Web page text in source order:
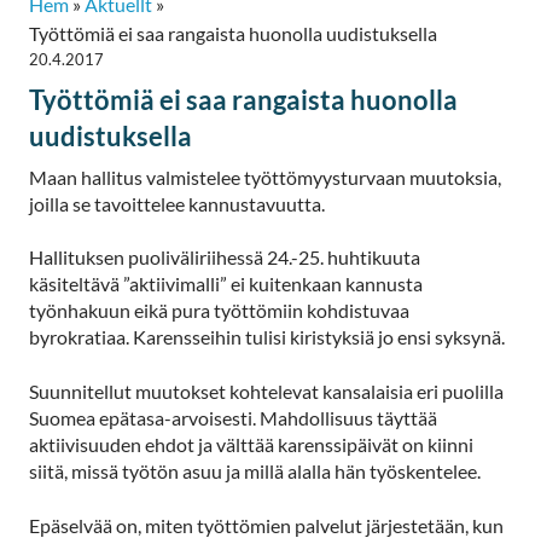
Työttömiä ei saa rangaista huonolla uudistuksella
20.4.2017
Työttömiä ei saa rangaista huonolla
uudistuksella
Maan hallitus valmistelee työttömyysturvaan muutoksia,
joilla se tavoittelee kannustavuutta.
Hallituksen puoliväliriihessä 24.-25. huhtikuuta
käsiteltävä ”aktiivimalli” ei kuitenkaan kannusta
työnhakuun eikä pura työttömiin kohdistuvaa
byrokratiaa. Karensseihin tulisi kiristyksiä jo ensi syksynä.
Suunnitellut muutokset kohtelevat kansalaisia eri puolilla
Suomea epätasa-arvoisesti. Mahdollisuus täyttää
aktiivisuuden ehdot ja välttää karenssipäivät on kiinni
siitä, missä työtön asuu ja millä alalla hän työskentelee.
Epäselvää on, miten työttömien palvelut järjestetään, kun